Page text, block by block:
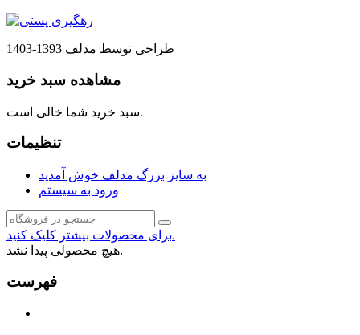
طراحی توسط مدلف 1393-1403
مشاهده سبد خرید
سبد خرید شما خالی است.
تنظیمات
به سایز بزرگ مدلف خوش آمدید
ورود به سیستم
برای محصولات بیشتر کلیک کنید.
هیچ محصولی پیدا نشد.
فهرست